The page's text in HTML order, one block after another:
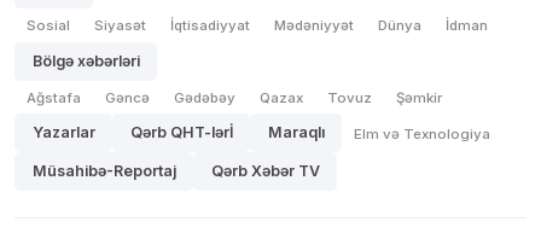
Sosial Siyasət İqtisadiyyat Mədəniyyət Dünya İdman
Bölgə xəbərləri
Ağstafa Gəncə Gədəbəy Qazax Tovuz Şəmkir
Yazarlar Qərb QHT-lərİ Maraqlı Elm və Texnologiya
Müsahibə-Reportaj Qərb Xəbər TV